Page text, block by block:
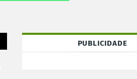
PUBLICIDADE